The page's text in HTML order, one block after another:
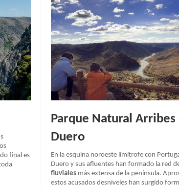
final es
Parque Natural Arribes
Duero
En la esquina noroeste limítrofe con
Duero y sus afluentes han formado la red
fluvialesmás extensa de la península.
estos acusados desniveles han surgido